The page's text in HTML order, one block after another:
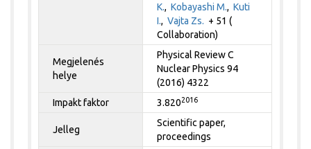
K.,Kobayashi M.,Kuti
I.,Vajta Zs. + 51 (
Collaboration)
Megjelenés
helye
Physical Review C
Nuclear Physics 94
(2016) 4322
Impakt faktor
3.8202016
Jelleg
Scientific paper,
proceedings